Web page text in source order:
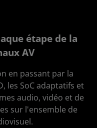
étape de la
AV
en passant par la
les SoC adaptatifs et
audio, vidéo et de
sur l'ensemble de